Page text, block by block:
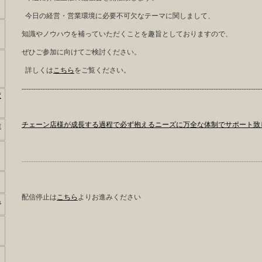
今日の経営・営業環境に必要不可欠なテーマに関しまして、
知識やノウハウを補っていただくことを趣旨としておりますので、
ぜひご参加に向けてご検討ください。
詳しくはこちら をご覧ください。
チェーン店様が成長する過程で必ず抱えるニーズに万全な体制でサポート致
配信停止はこちら よりお進みください